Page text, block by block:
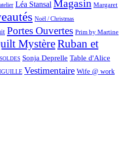
Léa Stansal Magasin Margaret
Noël / Christmas
Portes Ouvertes Prim by Martine
MystèreRuban et
SOLDES Sonja Deprelle Table d'Alice
Vestimentaire Wife @ work